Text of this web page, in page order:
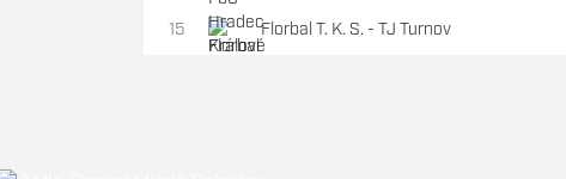
15 Florbal T. K. S. - TJ Turnov